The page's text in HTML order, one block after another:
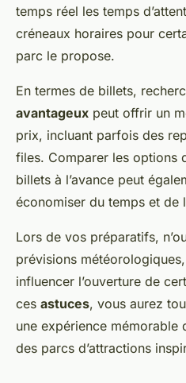
temps réel les temps
créneaux horaires pour
parc le propose.
En termes de billets,
avantageux peut offrir un
prix, incluant parfois des
files. Comparer les options
billets à l’avance peut
économiser du temps et de
Lors de vos préparatifs,
prévisions
influencer l’ouverture de
ces astuces, vous aurez
une expérience mémorable
des parcs d’attractions